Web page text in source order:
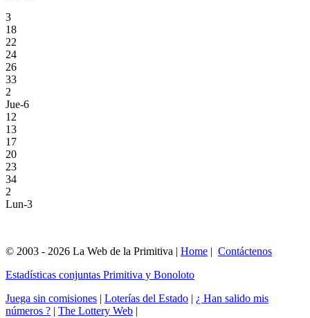
3
18
22
24
26
33
2
Jue-6
12
13
17
20
23
34
2
Lun-3
© 2003 - 2026 La Web de la Primitiva | Home | Contáctenos
Estadísticas conjuntas Primitiva y Bonoloto
Juega sin comisiones | Loterías del Estado | ¿ Han salido mis
números ? | The Lottery Web |